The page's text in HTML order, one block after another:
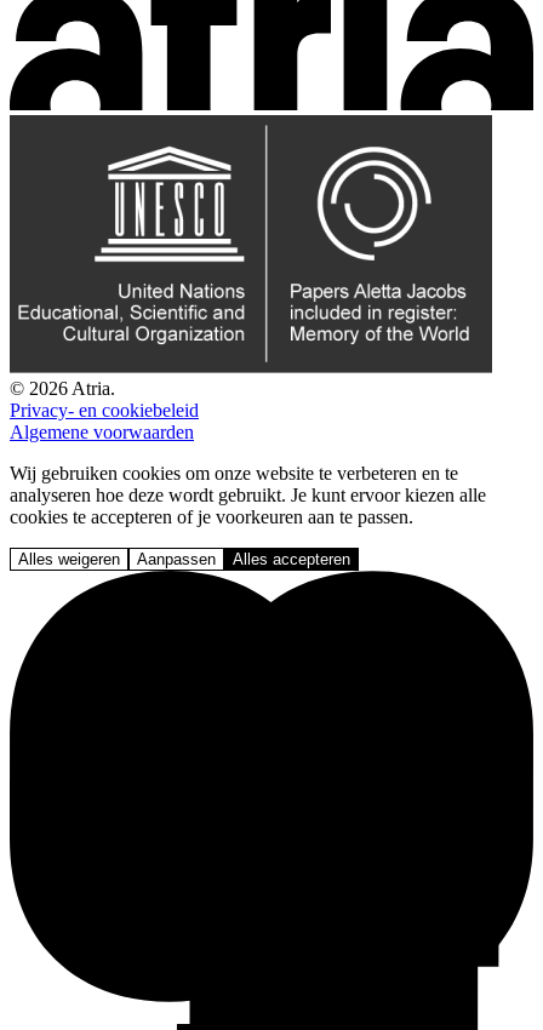
© 2026 Atria.
Privacy- en cookiebeleid
Algemene voorwaarden
Wij gebruiken cookies om onze website te verbeteren en te
analyseren hoe deze wordt gebruikt. Je kunt ervoor kiezen alle
cookies te accepteren of je voorkeuren aan te passen.
Alles weigeren Aanpassen Alles accepteren